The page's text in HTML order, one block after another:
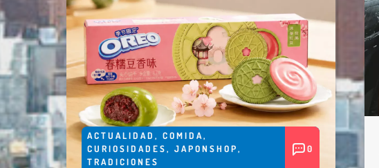
ACTUALIDAD,COMIDA,
CURIOSIDADES,JAPONSHOP,
TRADICIONES
0